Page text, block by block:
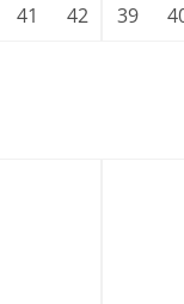
41 42 43
39